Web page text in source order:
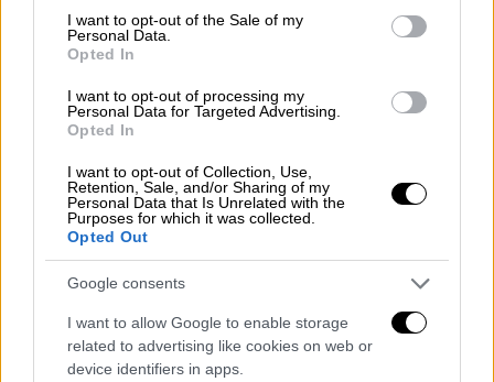
consent section.
I want to opt-out of the Sale of my
Personal Data.
Opted In
I want to opt-out of processing my
Personal Data for Targeted Advertising.
Opted In
I want to opt-out of Collection, Use,
Retention, Sale, and/or Sharing of my
Personal Data that Is Unrelated with the
Purposes for which it was collected.
Opted Out
Google consents
I want to allow Google to enable storage
related to advertising like cookies on web or
device identifiers in apps.
σε μεγάλες πόλεις αλλά στην περιφέρεια οι
δυνάμεις οι προσκείμενες στον Τσάρο
επικρατούσαν. Και οι Μεγάλες Δυνάμεις,
είδαν το γεγονός ως ευκαιρία για να
Ρωσία. ΟΑ’ Παγκόσμιος Πόλεμος
είχε
τελειώσει, οι νεκροί ακόμα ήταν ζεστοί,
όταν οι Τραπεζίτες και οι Βιομήχανοι
έπρεπε να δημιουργήσουν μια νέα εστία
κέρδους για τις επιχειρήσεις τους. Η Ρωσία
παρείχε το πρόσφορο έδαφος.
ΣτηνΟυκρανία (Μεσημβρινή Ρωσία τότε)